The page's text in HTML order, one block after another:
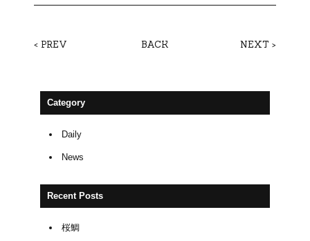
c
tt
e
< PREV BACK NEXT >
Category
Daily
News
Recent Posts
桜鯛